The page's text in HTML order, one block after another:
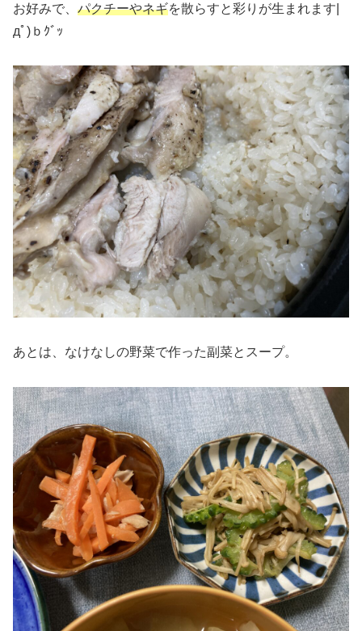
お好みで、 パクチーやネギを散らすと彩りが生まれます|
дﾟ)ｂｸﾞｯ
あとは、なけなしの野菜で作った副菜とスープ。